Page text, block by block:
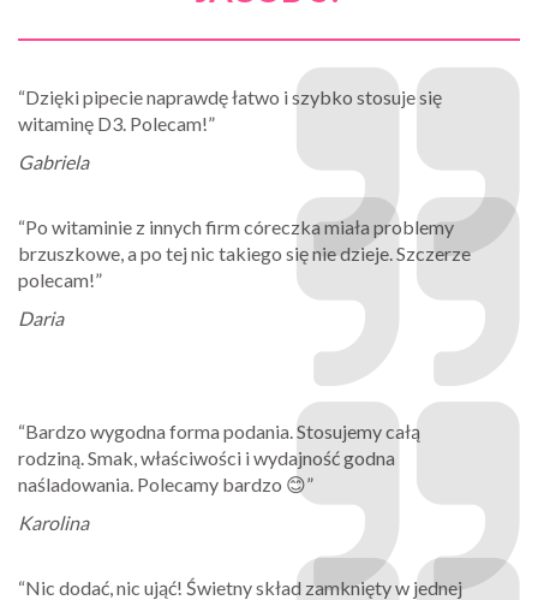
“Dzięki pipecie naprawdę łatwo i szybko stosuje się
witaminę D3. Polecam!”
Gabriela
“Po witaminie z innych firm córeczka miała problemy
brzuszkowe, a po tej nic takiego się nie dzieje. Szczerze
polecam!”
Daria
“Bardzo wygodna forma podania. Stosujemy całą
rodziną. Smak, właściwości i wydajność godna
naśladowania. Polecamy bardzo 😊”
Karolina
“Nic dodać, nic ująć! Świetny skład zamknięty w jednej